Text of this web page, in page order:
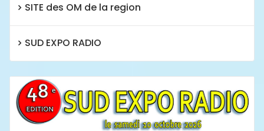
SITE des OM de la region
SUD EXPO RADIO